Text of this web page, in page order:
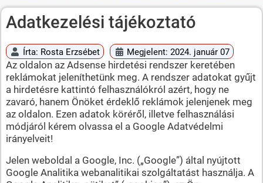
Adatkezelési tájékoztató
Írta: Rosta Erzsébet Megjelent: 2024. január 07
Az oldalon az Adsense hirdetési rendszer keretében
reklámokat jeleníthetünk meg. A rendszer adatokat gyűjt
a hirdetésre kattintó felhasználókról azért, hogy ne
zavaró, hanem Önöket érdeklő reklámok jelenjenek meg
az oldalon. Ezen adatok köréről, illetve felhasználási
módjáról kérem olvassa el a Google Adatvédelmi
irányelveit!
Jelen weboldal a Google, Inc. („Google”) által nyújtott
Google Analitika webanalitikai szolgáltatást használja. A